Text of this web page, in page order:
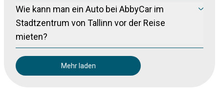
Die Fahrzeuge sind maximal 2 Jahre alt.
Wie kann man ein Auto bei AbbyCar im
Stadtzentrum von Tallinn vor der Reise
mieten?
Bitte tätigen Sie Ihre Reservierung über unser Online-
Buchungssystem.
Mehr laden